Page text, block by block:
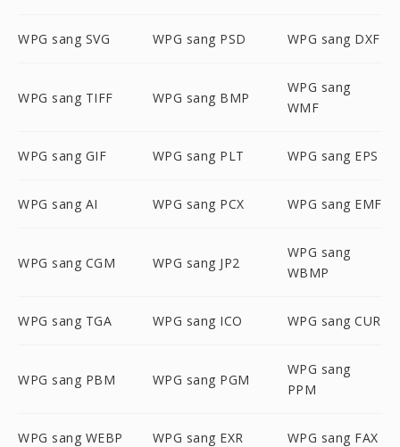
WPG sang SVG WPG sang PSD WPG sang DXF
WPG sang TIFF WPG sang BMP
WPG sang
WMF
WPG sang GIF WPG sang PLT WPG sang EPS
WPG sang AI WPG sang PCX WPG sang EMF
WPG sang CGM WPG sang JP2
WPG sang
WBMP
WPG sang TGA WPG sang ICO WPG sang CUR
WPG sang PBM WPG sang PGM
WPG sang
PPM
WPG sang WEBP WPG sang EXR WPG sang FAX